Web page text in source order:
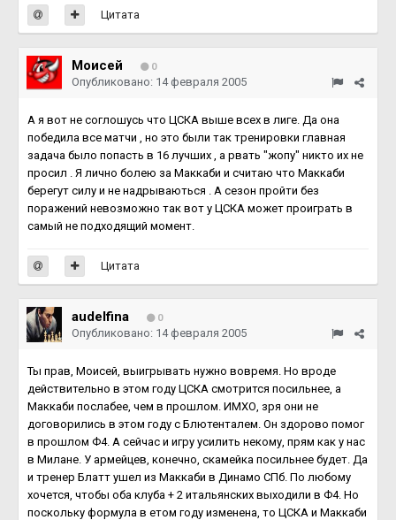
Цитата
Моисей 0
Опубликовано: 14 февраля 2005
А я вот не соглошусь что ЦСКА выше всех в лиге. Да она
победила все матчи , но это были так тренировки главная
задача было попасть в 16 лучших , а рвать "жопу" никто их не
просил . Я лично болею за Маккаби и считаю что Маккаби
берегут силу и не надрываються . А сезон пройти без
поражений невозможно так вот у ЦСКА может проиграть в
самый не подходящий момент.
Цитата
audelfina 0
Опубликовано: 14 февраля 2005
Ты прав, Моисей, выигрывать нужно вовремя. Но вроде
действительно в этом году ЦСКА смотрится посильнее, а
Маккаби послабее, чем в прошлом. ИМХО, зря они не
договорились в этом году с Блютенталем. Он здорово помог
в прошлом Ф4. А сейчас и игру усилить некому, прям как у нас
в Милане. У армейцев, конечно, скамейка посильнее будет. Да
и тренер Блатт ушел из Маккаби в Динамо СПб. По любому
хочется, чтобы оба клуба + 2 итальянских выходили в Ф4. Но
поскольку формула в етом году изменена, то ЦСКА и Маккаби